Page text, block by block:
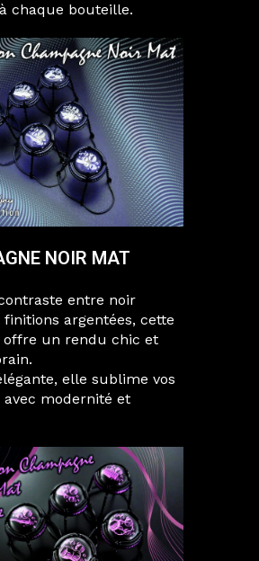
chaque bouteille.
NOIR MAT
entre noir
argentées, cette
offre un rendu chic et
elle sublime vos
modernité et